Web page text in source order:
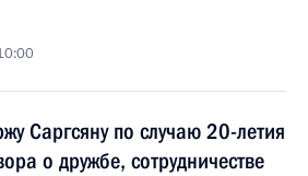
Саргсяну по случаю 20-летия
о дружбе, сотрудничестве